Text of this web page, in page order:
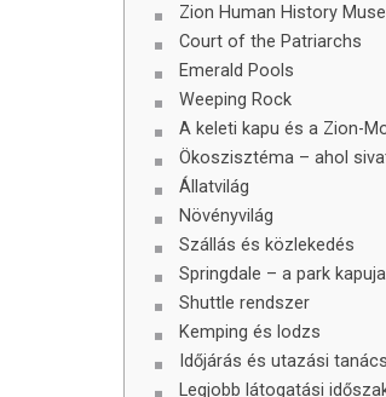
Zion Human History
Court of the Patriarchs
Emerald Pools
Weeping Rock
A keleti kapu és a Zion-
Ökoszisztéma – ahol
Állatvilág
Növényvilág
Szállás és közlekedés
Springdale – a park kapuja
Shuttle rendszer
Kemping és lodzs
Időjárás és utazási
Legjobb látogatási